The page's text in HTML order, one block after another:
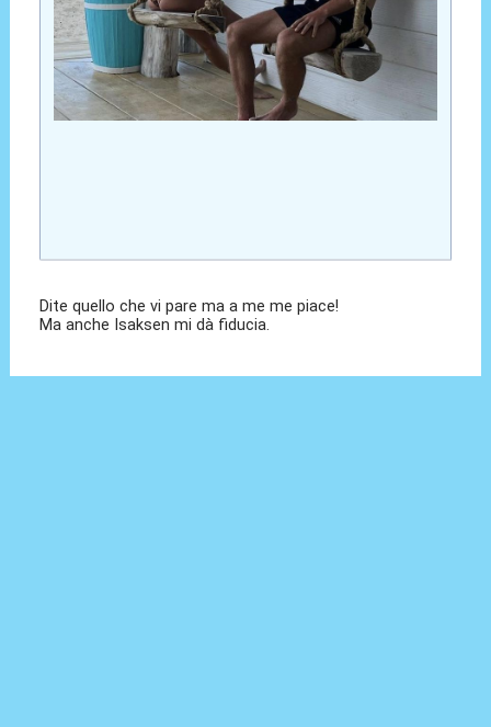
Dite quello che vi pare ma a me me piace!
Ma anche Isaksen mi dà fiducia.